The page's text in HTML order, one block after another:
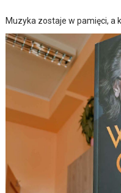
Muzyka zostaje w pamięci, a